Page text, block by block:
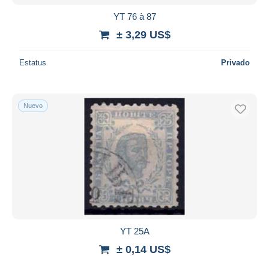
YT 76 à 87
± 3,29 US$
Estatus Privado
Nuevo
YT 25A
± 0,14 US$